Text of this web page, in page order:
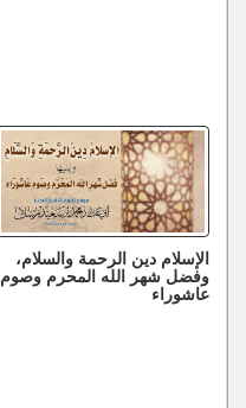
الإسلام دين الرحمة والسلام،
وفضل شهر الله المحرم وصوم
عاشوراء